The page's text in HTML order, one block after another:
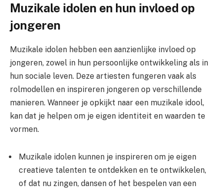
Muzikale idolen en hun invloed op
jongeren
Muzikale idolen hebben een aanzienlijke invloed op
jongeren, zowel in hun persoonlijke ontwikkeling als in
hun sociale leven. Deze artiesten fungeren vaak als
rolmodellen en inspireren jongeren op verschillende
manieren. Wanneer je opkijkt naar een muzikale idool,
kan dat je helpen om je eigen identiteit en waarden te
vormen.
Muzikale idolen kunnen je inspireren om je eigen
creatieve talenten te ontdekken en te ontwikkelen,
of dat nu zingen, dansen of het bespelen van een